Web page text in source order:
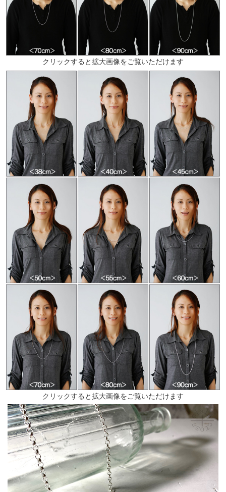
クリックすると拡大画像をご覧いただけます
クリックすると拡大画像をご覧いただけます